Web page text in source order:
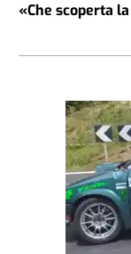
«Che scoperta